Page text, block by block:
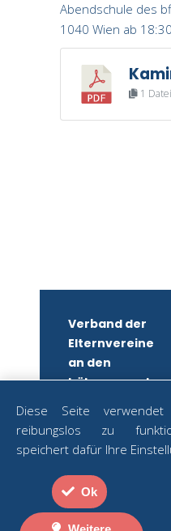
Abendschule des
1040 Wien ab 18:30
1
Verband der
Elternvereine
an den
höheren und
582879250
Strozzigasse
2
Diese Seite
reibungslos zu
speichert dafür Ihre
Ok